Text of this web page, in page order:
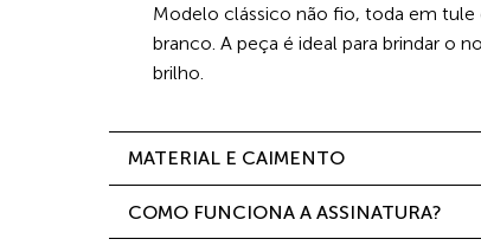
Modelo clássico não fio, toda em tule
branco. A peça é ideal para brindar o
brilho.
MATERIAL E CAIMENTO
COMO FUNCIONA A ASSINATURA?